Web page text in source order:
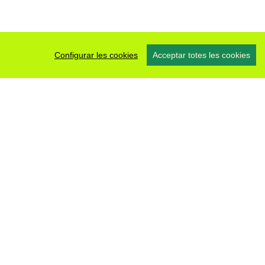
Configurar les cookies Acceptar totes les cookies